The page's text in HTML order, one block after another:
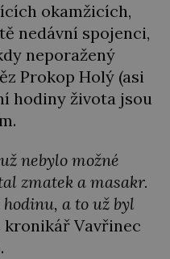
okamžicích,
nedávní spojenci,
neporažený
Prokop Holý (asi
hodiny života jsou
nebylo možné
zmatek a masakr.
a to už byl
kronikář Vavřinec